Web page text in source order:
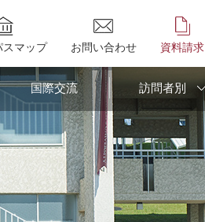
スマップ お問い合わせ 資料請求
国際交流 訪問者別